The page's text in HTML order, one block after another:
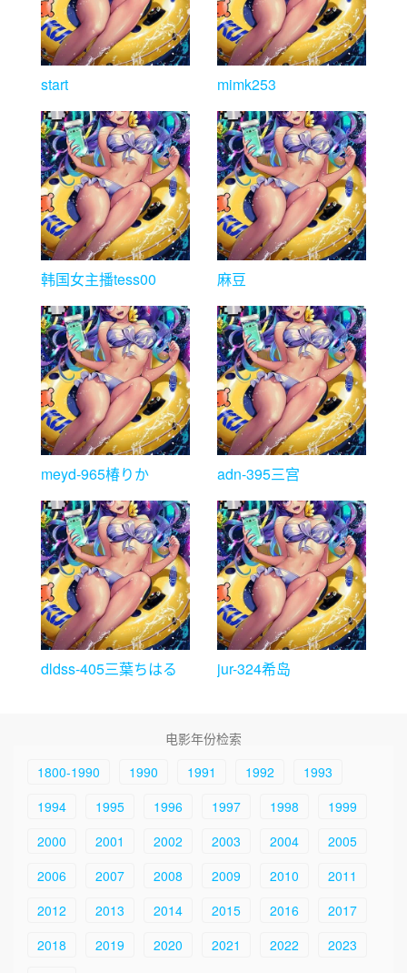
start mimk253
韩国女主播tess00 麻豆
meyd-965椿りか adn-395三宫
dldss-405三葉ちはる jur-324希岛
电影年份检索
1800-1990
1990 1991 1992
1993
1994
1995 1996 1997 1998
1999
2000
2001 2002 2003 2004
2005
2006
2007 2008 2009 2010
2011
2012
2013 2014 2015 2016
2017
2018
2019 2020 2021 2022
2023